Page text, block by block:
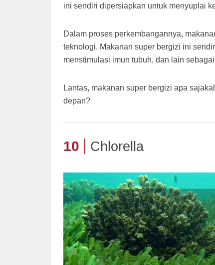
ini sendiri dipersiapkan untuk menyuplai
Dalam proses perkembangannya,
teknologi. Makanan super bergizi ini
menstimulasi imun tubuh, dan lain
Lantas, makanan super bergizi apa
depan?
10 Chlorella